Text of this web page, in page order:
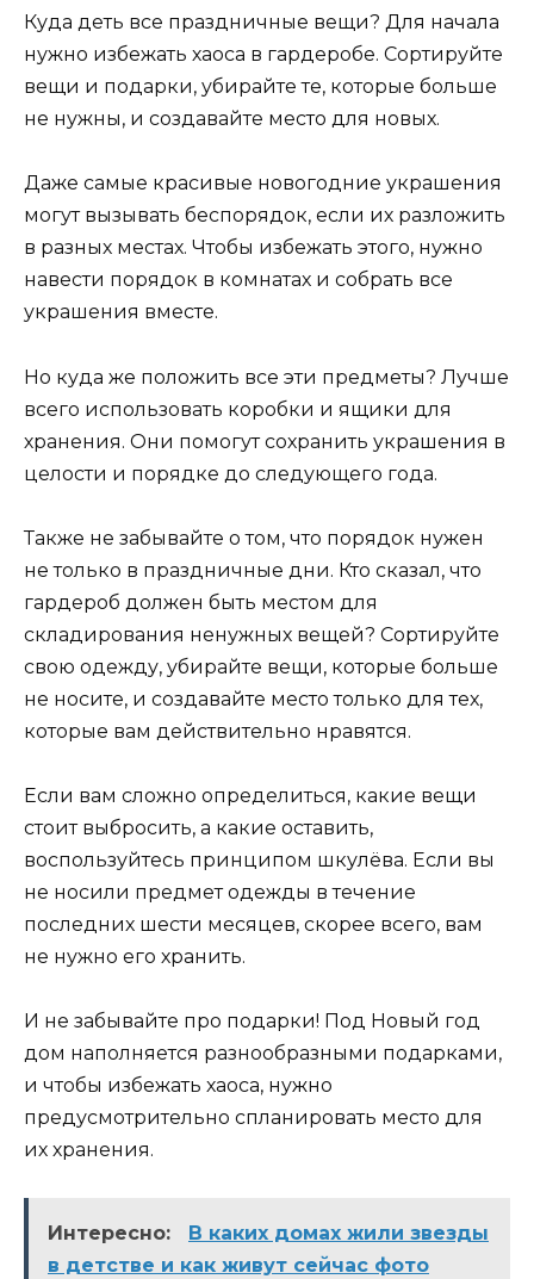
Куда деть все праздничные вещи? Для начала
нужно избежать хаоса в гардеробе. Сортируйте
вещи и подарки, убирайте те, которые больше
не нужны, и создавайте место для новых.
Даже самые красивые новогодние украшения
могут вызывать беспорядок, если их разложить
в разных местах. Чтобы избежать этого, нужно
навести порядок в комнатах и собрать все
украшения вместе.
Но куда же положить все эти предметы? Лучше
всего использовать коробки и ящики для
хранения. Они помогут сохранить украшения в
целости и порядке до следующего года.
Также не забывайте о том, что порядок нужен
не только в праздничные дни. Кто сказал, что
гардероб должен быть местом для
складирования ненужных вещей? Сортируйте
свою одежду, убирайте вещи, которые больше
не носите, и создавайте место только для тех,
которые вам действительно нравятся.
Если вам сложно определиться, какие вещи
стоит выбросить, а какие оставить,
воспользуйтесь принципом шкулёва. Если вы
не носили предмет одежды в течение
последних шести месяцев, скорее всего, вам
не нужно его хранить.
И не забывайте про подарки! Под Новый год
дом наполняется разнообразными подарками,
и чтобы избежать хаоса, нужно
предусмотрительно спланировать место для
их хранения.
Интересно:
В каких домах жили звезды
в детстве и как живут сейчас фото